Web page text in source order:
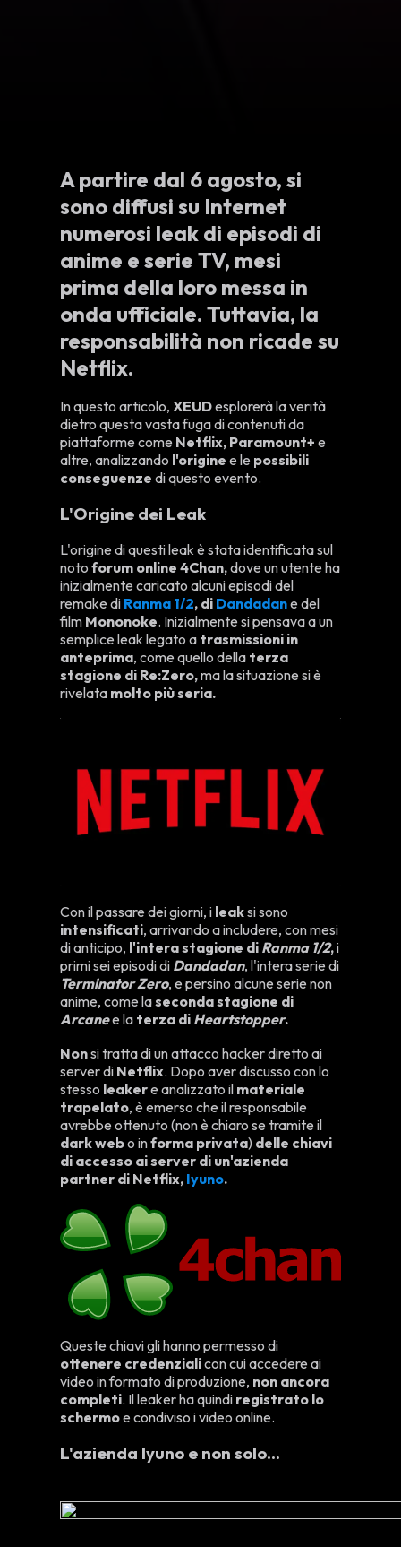
A partire dal 6 agosto, si
sono diffusi su Internet
numerosi leak di episodi di
anime e serie TV, mesi
prima della loro messa in
onda ufficiale. Tuttavia, la
responsabilità non ricade su
Netflix.
In questo articolo,XEUDesplorerà la verità
dietro questa vasta fuga di contenuti da
piattaforme come Netflix, Paramount+ e
altre, analizzando l'originee le possibili
conseguenzedi questo evento.
L'Origine dei Leak
L'origine di questi leak è stata identificata sul
notoforum online 4Chan,dove un utente ha
inizialmente caricato alcuni episodi del
remake di Ranma 1/2, di Dandadane del
film Mononoke. Inizialmente si pensava a un
semplice leak legato a trasmissioni in
anteprima, come quello della terza
stagione di Re:Zero,ma la situazione si è
rivelata molto più seria.
Con il passare dei giorni, i leaksi sono
intensificati, arrivando a includere, con mesi
di anticipo, l'intera stagione di Ranma 1/2,i
primi sei episodi di Dandadan, l'intera serie di
Terminator Zero, e persino alcune serie non
anime, come laseconda stagione di
Arcanee la terza di Heartstopper.
Nonsi tratta di un attacco hacker diretto ai
server di Netflix. Dopo aver discusso con lo
stesso leakere analizzato il materiale
trapelato, è emerso che il responsabile
avrebbe ottenuto (non è chiaro se tramite il
dark webo informa privata) delle chiavi
di accesso ai server di un'azienda
partner di Netflix, Iyuno.
Queste chiavi gli hanno permesso di
ottenere credenzialicon cui accedere ai
video in formato di produzione, non ancora
completi. Il leaker ha quindi registrato lo
schermoe condiviso i video online.
L'azienda Iyuno e non solo...